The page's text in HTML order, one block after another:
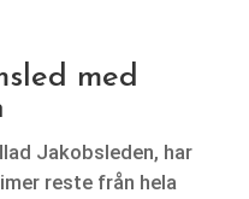
med
Jakobsleden, har
reste från hela